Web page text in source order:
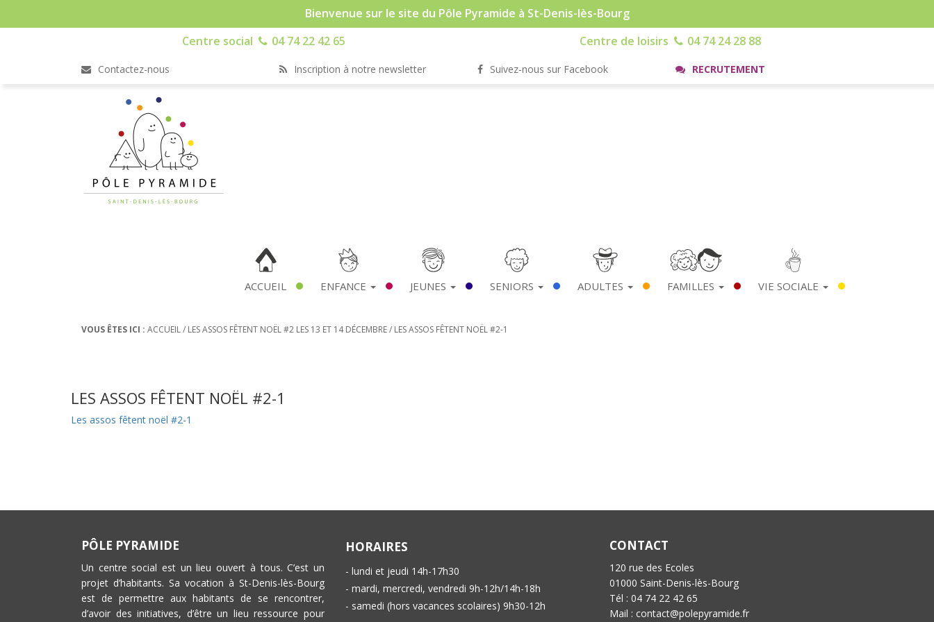
Bienvenue sur le site du Pôle Pyramide à St-Denis-lès-Bourg
Centre social
04 74 22 42 65 Centre de loisirs 04 74 24 28 88
Contactez-nous Inscription à notre newsletter Suivez-nous sur Facebook RECRUTEMENT
ACCUEIL ENFANCE JEUNES SENIORS ADULTES FAMILLES VIE SOCIALE
VOUS ÊTES ICI : ACCUEIL/ LES ASSOS FÊTENT NOËL #2 LES 13 ET 14 DÉCEMBRE/ LES ASSOS FÊTENT NOËL #2-1
LES ASSOS FÊTENT NOËL #2-1
Les assos fêtent noël #2-1
PÔLE PYRAMIDE
Un centre social est un lieu ouvert à tous. C’est un
projet d’habitants. Sa vocation à St-Denis-lès-Bourg
est de permettre aux habitants de se rencontrer,
d’avoir des initiatives, d’être un lieu ressource pour
HORAIRES
- lundi et jeudi 14h-17h30
- mardi, mercredi, vendredi 9h-12h/14h-18h
- samedi (hors vacances scolaires) 9h30-12h
CONTACT
120 rue des Ecoles
01000 Saint-Denis-lès-Bourg
Tél : 04 74 22 42 65
Mail : contact@polepyramide.fr